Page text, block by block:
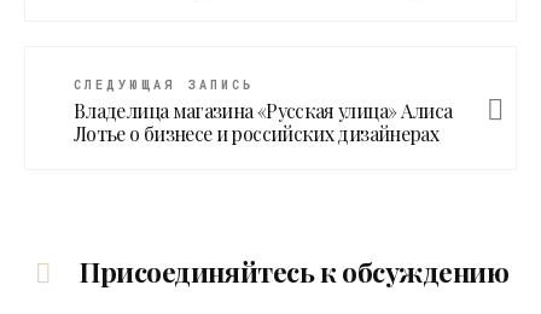
СЛЕДУЮЩАЯ ЗАПИСЬ
Владелица магазина «Русская улица» Алиса
Лотье о бизнесе и российских дизайнерах
Присоединяйтесь к обсуждению